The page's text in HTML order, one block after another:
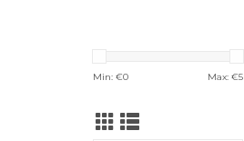
Min: €0 Max: €5